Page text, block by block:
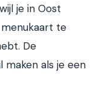
je in Oost
te
De
maken als je een